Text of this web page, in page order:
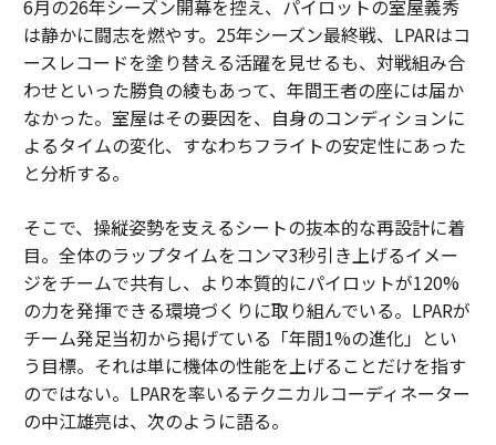
6月の26年シーズン開幕を控え、パイロットの室屋義秀
は静かに闘志を燃やす。25年シーズン最終戦、LPARはコ
ースレコードを塗り替える活躍を見せるも、対戦組み合
わせといった勝負の綾もあって、年間王者の座には届か
なかった。室屋はその要因を、自身のコンディションに
よるタイムの変化、すなわちフライトの安定性にあった
と分析する。
そこで、操縦姿勢を支えるシートの抜本的な再設計に着
目。全体のラップタイムをコンマ3秒引き上げるイメー
ジをチームで共有し、より本質的にパイロットが120%
の力を発揮できる環境づくりに取り組んでいる。LPARが
チーム発足当初から掲げている「年間1%の進化」とい
う目標。それは単に機体の性能を上げることだけを指す
のではない。LPARを率いるテクニカルコーディネーター
の中江雄亮は、次のように語る。